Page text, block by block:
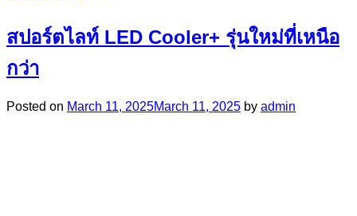
สปอร์ตไลท์ LED Cooler+ รุ่นใหม่ที่เหนือ
กว่า
Posted on March 11, 2025March 11, 2025 by admin